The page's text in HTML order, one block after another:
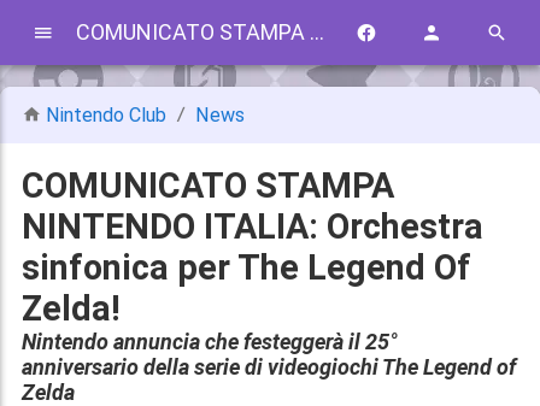
COMUNICATO STAMPA NINTENDO ITALIA: Orchestra sinfonica per The Legend Of Zelda!
Nintendo Club News
COMUNICATO STAMPA
NINTENDO ITALIA: Orchestra
sinfonica per The Legend Of
Zelda!
Nintendo annuncia che festeggerà il 25°
anniversario della serie di videogiochi The Legend of
Zelda